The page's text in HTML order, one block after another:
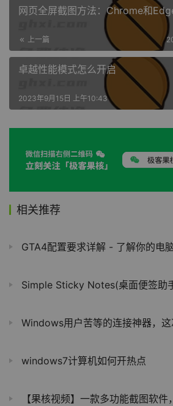
网页全屏截图方法：Chrome和
上一篇
卓越性能模式怎么开启
2023年9月15日 上午10:43
相关推荐
GTA4配置要求详解 - 了解你的电
Simple Sticky Notes(桌面便签助
Windows用户苦等的连接神器，
windows7计算机如何开热点
【果核视频】一款多功能截图软件